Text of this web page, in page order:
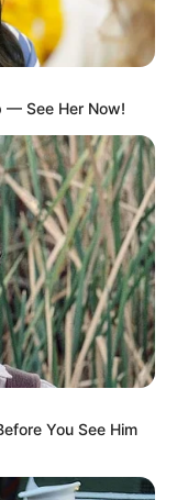
— See Her Now!
You See Him